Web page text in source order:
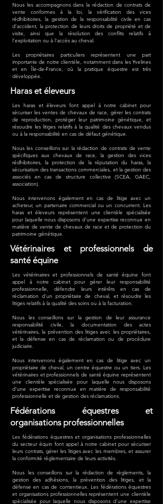
Nous les accompagnons dans la rédaction de contrats de
vente conformes à la loi, la vérification des vices
rédhibitoires, la gestion de la responsabilité civile en cas
d'accident, la protection de leurs droits de propriété et de
visite, ainsi que la résolution des conflits relatifs à
l'exploitation ou à l'accès au cheval.
Les propriétaires particuliers représentent une part
importante de notre clientèle, notamment dans les Yvelines
et en Île-de-France, où la pratique équestre est très
développée.
Haras et éleveurs
Les haras et éleveurs font appel à notre cabinet pour
sécuriser les ventes de chevaux de race, gérer les contrats
de reproduction, protéger leur patrimoine génétique, et
résoudre les litiges relatifs à la qualité des chevaux vendus
ou à la responsabilité en cas de défaut génétique.
Nous les conseillons sur la rédaction de contrats de vente
spécifiques aux chevaux de race, la gestion des vices
rédhibitoires, la protection de la réputation du haras, la
sécurisation des transactions commerciales, et la gestion des
associés en cas de structure collective (SCEA, GAEC,
association).
Nous intervenons également en cas de litige avec un
acheteur, un partenaire commercial ou un concurrent. Les
haras et éleveurs représentent une clientèle spécialisée
pour laquelle nous disposons d'une expertise reconnue en
matière de vente de chevaux de race et de protection du
patrimoine génétique.
Vétérinaires et professionnels de
santé équine
Les vétérinaires et professionnels de santé équine font
appel à notre cabinet pour gérer leur responsabilité
professionnelle, défendre leurs intérêts en cas de
réclamation d'un propriétaire de cheval, et résoudre les
litiges relatifs à la qualité des soins ou à la facturation.
Nous les conseillons sur la gestion de leur assurance
responsabilité civile, la documentation des actes
vétérinaires, la prévention des litiges avec les propriétaires,
et la défense en cas de réclamation ou de procédure
judiciaire.
Nous intervenons également en cas de litige avec un
propriétaire de cheval, un centre équestre ou un tiers. Les
vétérinaires et professionnels de santé équine représentent
une clientèle spécialisée pour laquelle nous disposons
d'une expertise reconnue en matière de responsabilité
professionnelle et de gestion des réclamations.
Fédérations équestres et
organisations professionnelles
Les fédérations équestres et organisations professionnelles
du secteur équin font appel à notre cabinet pour sécuriser
leurs contrats, gérer les litiges avec les membres, et assurer
la conformité réglementaire de leurs activités.
Nous les conseillons sur la rédaction de règlements, la
gestion des adhésions, la prévention des litiges, et la
défense en cas de contentieux. Les fédérations équestres
et organisations professionnelles représentent une clientèle
spécialisée pour laquelle nous disposons d'une expertise